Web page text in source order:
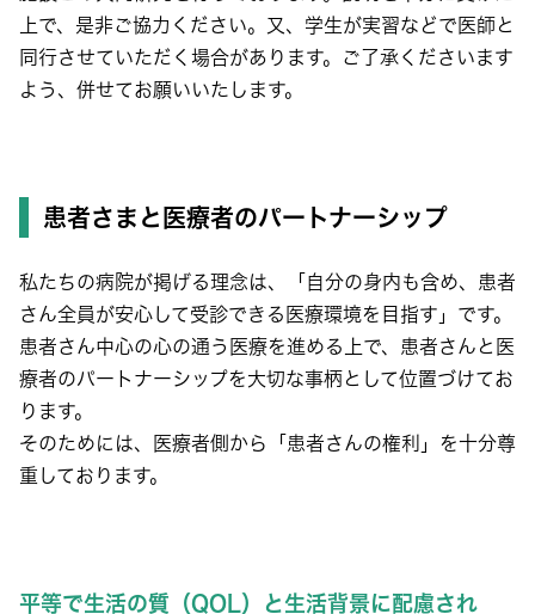
上で、是非ご協力ください。又、学生が実習などで医師と
同行させていただく場合があります。ご了承くださいます
よう、併せてお願いいたします。
患者さまと医療者のパートナーシップ
私たちの病院が掲げる理念は、「自分の身内も含め、患者
さん全員が安心して受診できる医療環境を目指す」です。
患者さん中心の心の通う医療を進める上で、患者さんと医
療者のパートナーシップを大切な事柄として位置づけてお
ります。
そのためには、医療者側から「患者さんの権利」を十分尊
重しております。
平等で生活の質（QOL）と生活背景に配慮され